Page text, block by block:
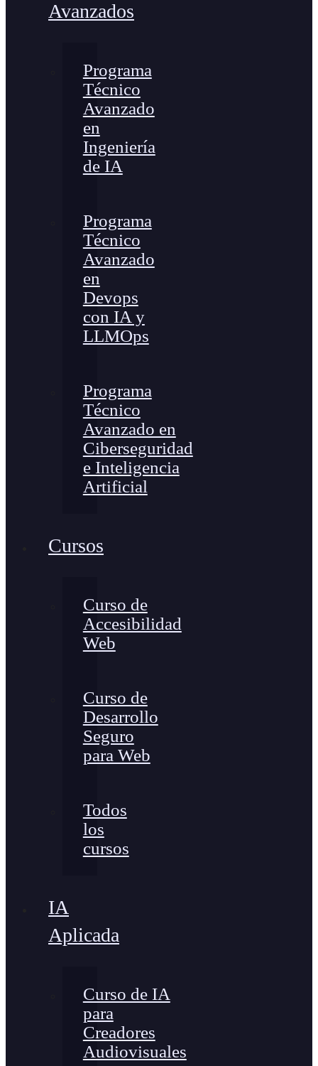
Avanzados
Programa
Técnico
Avanzado
en
Ingeniería
de IA
Programa
Técnico
Avanzado
en
Devops
con IA y
LLMOps
Programa
Técnico
Avanzado en
Ciberseguridad
e Inteligencia
Artificial
Cursos
Curso de
Accesibilidad
Web
Curso de
Desarrollo
Seguro
para Web
Todos
los
cursos
IA
Aplicada
Curso de IA
para
Creadores
Audiovisuales